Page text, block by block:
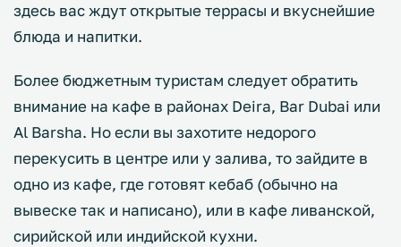
здесь вас ждут открытые террасы и вкуснейшие
блюда и напитки.
Более бюджетным туристам следует обратить
внимание на кафе в районах Deira, Bar Dubai или
Al Barsha. Но если вы захотите недорого
перекусить в центре или у залива, то зайдите в
одно из кафе, где готовят кебаб (обычно на
вывеске так и написано), или в кафе ливанской,
сирийской или индийской кухни.